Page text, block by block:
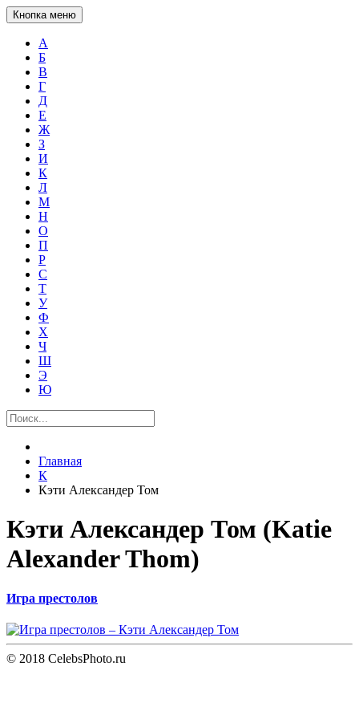
Кнопка меню
А
Б
В
Г
Д
Е
Ж
З
И
К
Л
М
Н
О
П
Р
С
Т
У
Ф
Х
Ч
Ш
Э
Ю
Главная
К
Кэти Александер Том
Кэти Александер Том (Katie
Alexander Thom)
Игра престолов
© 2018 CelebsPhoto.ru